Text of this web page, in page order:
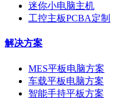
迷你小电脑主机
工控主板PCBA定制
解决方案
MES平板电脑方案
车载平板电脑方案
智能手持平板方案